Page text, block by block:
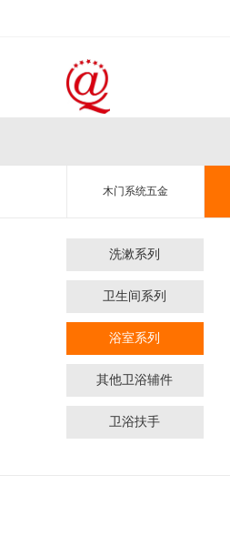
木门系统五金
洗漱系列
卫生间系列
浴室系列
其他卫浴辅件
卫浴扶手